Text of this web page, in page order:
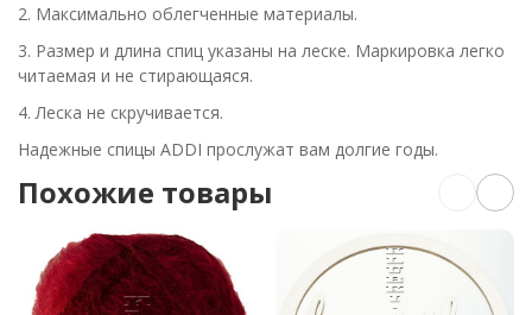
2. Максимально облегченные материалы.
3. Размер и длина спиц указаны на леске. Маркировка легко
читаемая и не стирающаяся.
4. Леска не скручивается.
Надежные спицы ADDI прослужат вам долгие годы.
Похожие товары